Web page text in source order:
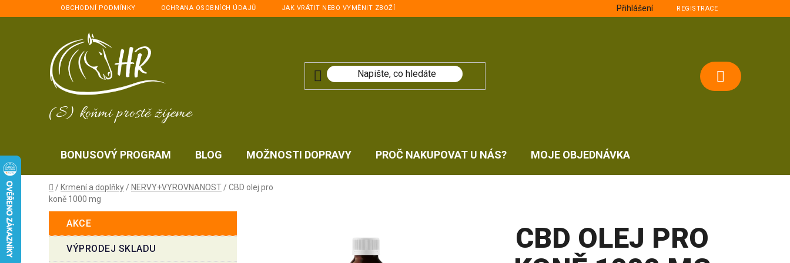
na
OBCHODNÍ PODMÍNKY OCHRANA OSOBNÍCH ÚDAJŮ JAK VRÁTIT NEBO VYMĚNIT ZBOŽÍ Přihlášení REGISTRACE
(S) koňmi prostě žijeme
NÁKUPNÍ
BONUSOVÝ PROGRAM BLOG MOŽNOSTI DOPRAVY PROČ NAKUPOVAT U NÁS? MOJE OBJEDNÁVKA
Domů
/ Krmení a doplňky / NERVY+VYROVNANOST /CBD olej pro
koně 1000 mg
okategorie
AKCE
VÝPRODEJ SKLADU
CBD OLEJ PRO